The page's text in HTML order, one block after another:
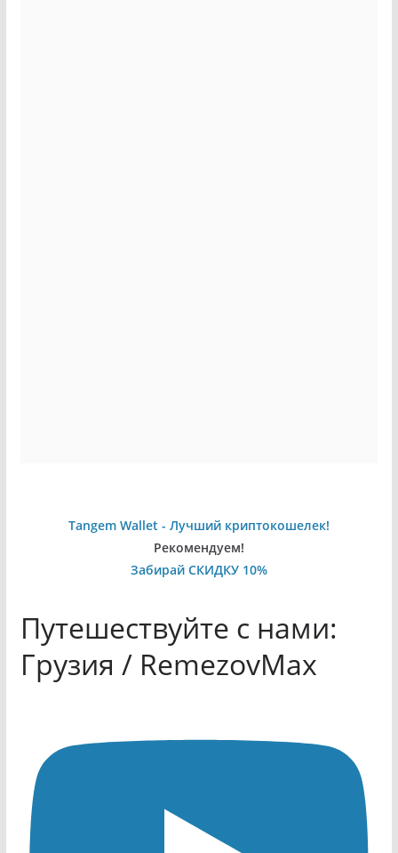
Tangem Wallet - Лучший криптокошелек!
Рекомендуем!
Забирай СКИДКУ 10%
Путешествуйте с нами:
Грузия / RemezovMax